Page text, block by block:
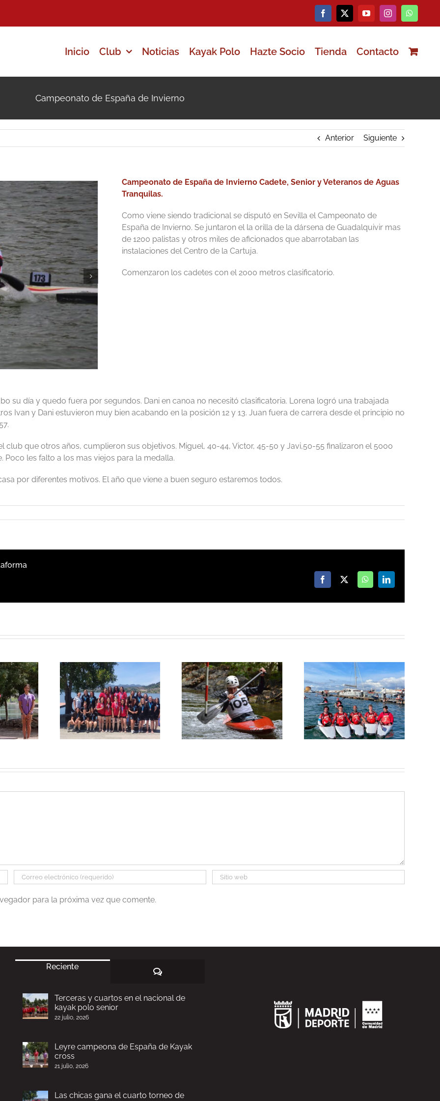
Facebook
X YouTubeInstagram
Inicio Club Noticias Kayak Polo Hazte Socio Tienda Contacto
Campeonato de España de Invierno
Anterior Siguiente
Campeonato de España de Invierno Cadete, Senior y Veteranos de Aguas
Tranquilas.
Como viene siendo tradicional se disputó en Sevilla el Campeonato de
España de Invierno. Se juntaron el la orilla de la dársena de Guadalquivir mas
de 1200 palistas y otros miles de aficionados que abarrotaban las
instalaciones del Centro de la Cartuja.
Comenzaron los cadetes con el 2000 metros clasificatorio.
su día y quedo fuera por segundos. Dani en canoa no necesitó clasificatoria. Lorena logró una trabajada
Ivan y Dani estuvieron muy bien acabando en la posición 12 y 13. Juan fuera de carrera desde el principio no
club que otros años, cumplieron sus objetivos. Miguel, 40-44, Victor, 45-50 y Javi,50-55 finalizaron el 5000
Poco les falto a los mas viejos para la medalla.
por diferentes motivos. El año que viene a buen seguro estaremos todos.
Facebook
X WhatsAppLinkedIn
gana el
torneo de
división
Tres cadetes del
Ciencias los mejores
de España
Las chicas terceras y
los chicos sextos en
la tercera cita de 1ª
división de KP
Terceras y cuartos en
el nacional de kayak
polo senior
para la próxima vez que comente.
Reciente
Comentarios
Terceras y cuartos en el nacional de
kayak polo senior
22 julio, 2026
Leyre campeona de España de Kayak
cross
21 julio, 2026
Las chicas gana el cuarto torneo de